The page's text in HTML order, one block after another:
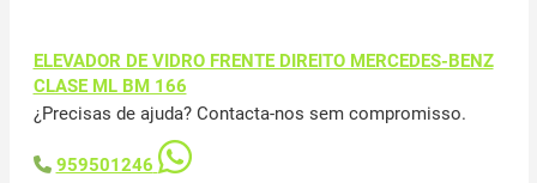
ELEVADOR DE VIDRO FRENTE DIREITO MERCEDES-BENZ
CLASE ML BM 166
¿Precisas de ajuda? Contacta-nos sem compromisso.
959501246